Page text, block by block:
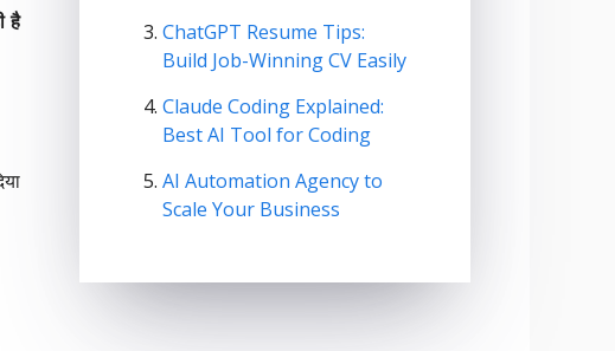
है
ChatGPT Resume Tips:
Build Job-Winning CV Easily
Claude Coding Explained:
Best AI Tool for Coding
AI Automation Agency to
Scale Your Business